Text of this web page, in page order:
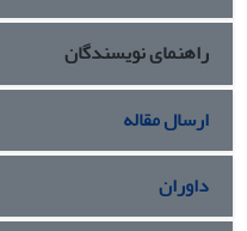
راهنمای نویسندگان
ارسال مقاله
داوران